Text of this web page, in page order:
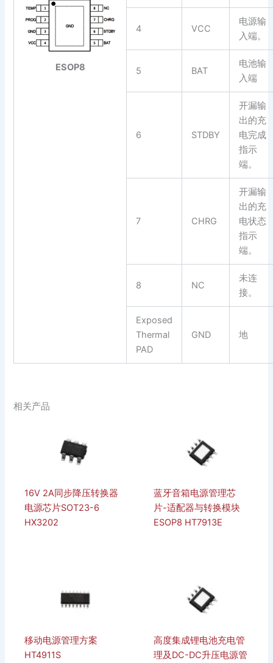
ESOP8
4 VCC
电源输
入端。
5 BAT
电池输
入端
6 STDBY
开漏输
出的充
电完成
指示
端。
7 CHRG
开漏输
出的充
电状态
指示
端。
8 NC
未连
接。
Exposed
Thermal
PAD
GND 地
相关产品
16V 2A同步降压转换器
电源芯片SOT23-6
HX3202
蓝牙音箱电源管理芯
片-适配器与转换模块
ESOP8 HT7913E
移动电源管理方案
HT4911S
高度集成锂电池充电管
理及DC-DC升压电源管